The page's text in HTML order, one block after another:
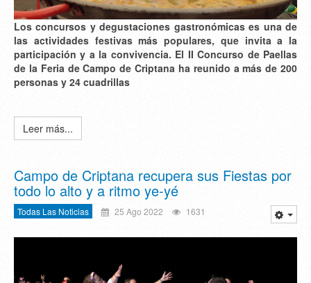
Los concursos y degustaciones gastronómicas es una de
las actividades festivas más populares, que invita a la
participación y a la convivencia. El II Concurso de Paellas
de la Feria de Campo de Criptana ha reunido a más de 200
personas y 24 cuadrillas
Leer más...
Campo de Criptana recupera sus Fiestas por
todo lo alto y a ritmo ye-yé
Todas Las Noticias 25 Ago 2022 1631